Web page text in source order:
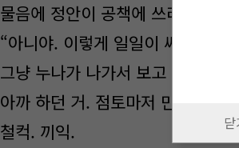
물음에 정안이 공책에 쓰려 하자
“아니야. 이렇게 일일이 써서 대답
그냥 누나가 나가서 보고 올게.
아까 하던 거. 점토마저 만들고 있어
철컥. 끼익.
닫